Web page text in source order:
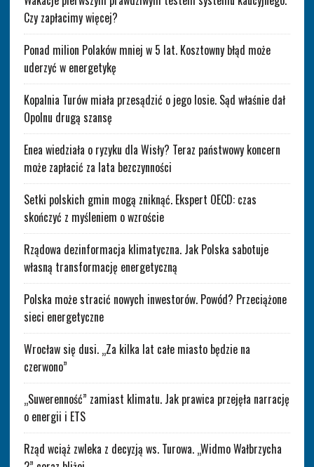
Czy zapłacimy więcej?
Ponad milion Polaków mniej w 5 lat. Kosztowny błąd może
uderzyć w energetykę
Kopalnia Turów miała przesądzić o jego losie. Sąd właśnie dał
Opolnu drugą szansę
Enea wiedziała o ryzyku dla Wisły? Teraz państwowy koncern
może zapłacić za lata bezczynności
Setki polskich gmin mogą zniknąć. Ekspert OECD: czas
skończyć z myśleniem o wzroście
Rządowa dezinformacja klimatyczna. Jak Polska sabotuje
własną transformację energetyczną
Polska może stracić nowych inwestorów. Powód? Przeciążone
sieci energetyczne
Wrocław się dusi. „Za kilka lat całe miasto będzie na
czerwono”
„Suwerenność” zamiast klimatu. Jak prawica przejęła narrację
o energii i ETS
Rząd wciąż zwleka z decyzją ws. Turowa. „Widmo Wałbrzycha